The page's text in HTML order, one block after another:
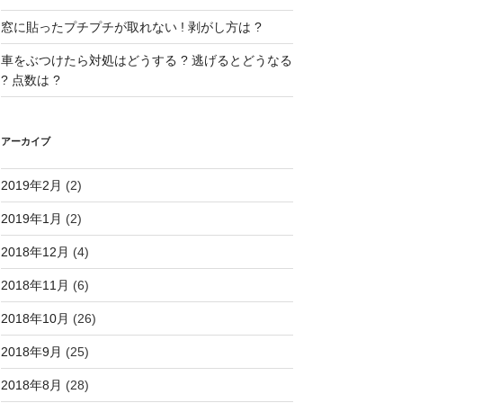
窓に貼ったプチプチが取れない ! 剥がし方は ?
車をぶつけたら対処はどうする ? 逃げるとどうなる
? 点数は ?
アーカイブ
2019年2月 (2)
2019年1月 (2)
2018年12月 (4)
2018年11月 (6)
2018年10月 (26)
2018年9月 (25)
2018年8月 (28)